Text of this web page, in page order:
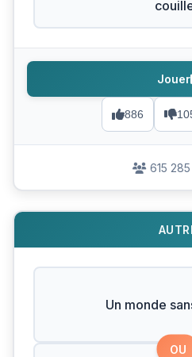
886
Jouer
615
Un monde
OU